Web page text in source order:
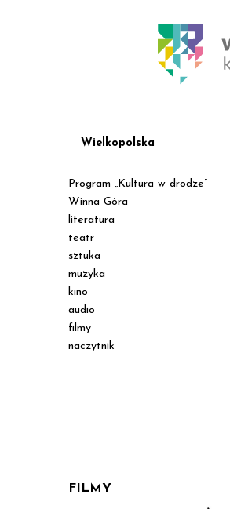
Wielkopolska
Program „Kultura w drodze”
Winna Góra
literatura
teatr
sztuka
muzyka
kino
audio
filmy
naczytnik
FILMY